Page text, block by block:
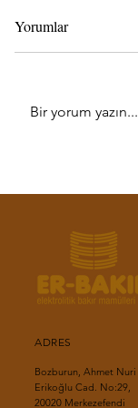
Hafta 2026)
Yorumlar
Bir yorum yazın...
ADRES
Bozburun, Ahmet Nuri
Erikoğlu Cad. No:29,
20020 Merkezefendi